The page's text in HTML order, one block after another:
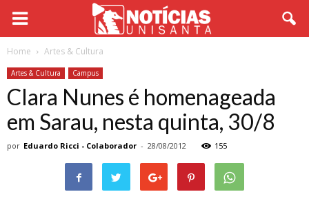
Home Artes & Cultura
Artes & Cultura Campus
Clara Nunes é homenageada
em Sarau, nesta quinta, 30/8
por Eduardo Ricci - Colaborador - 28/08/2012 155